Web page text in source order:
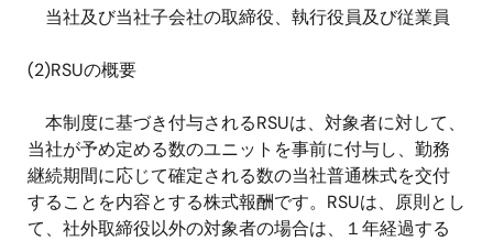
当社及び当社子会社の取締役、執行役員及び従業員
(2)RSUの概要
本制度に基づき付与されるRSUは、対象者に対して、
当社が予め定める数のユニットを事前に付与し、勤務
継続期間に応じて確定される数の当社普通株式を交付
することを内容とする株式報酬です。RSUは、原則とし
て、社外取締役以外の対象者の場合は、１年経過する